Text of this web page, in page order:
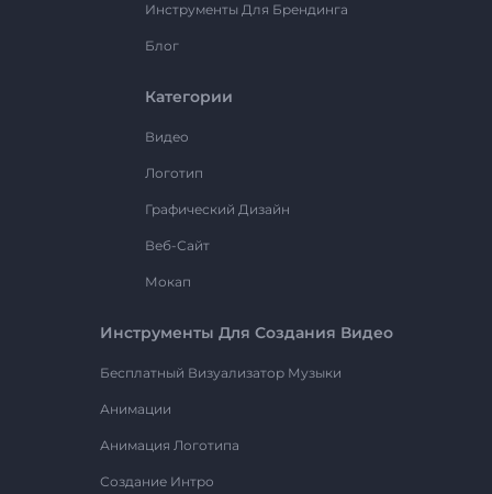
Инструменты Для Брендинга
Блог
Категории
Видео
Логотип
Графический Дизайн
Веб-Сайт
Мокап
Инструменты Для Создания Видео
Бесплатный Визуализатор Музыки
Анимации
Анимация Логотипа
Создание Интро